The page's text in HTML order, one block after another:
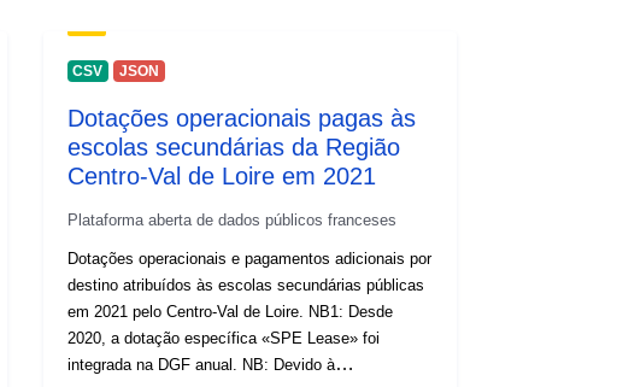
CSV JSON
Dotações operacionais pagas às
escolas secundárias da Região
Centro-Val de Loire em 2021
Plataforma aberta de dados públicos franceses
Dotações operacionais e pagamentos adicionais por
destino atribuídos às escolas secundárias públicas
em 2021 pelo Centro-Val de Loire. NB1: Desde
2020, a dotação específica «SPE Lease» foi
integrada na DGF anual. NB: Devido à